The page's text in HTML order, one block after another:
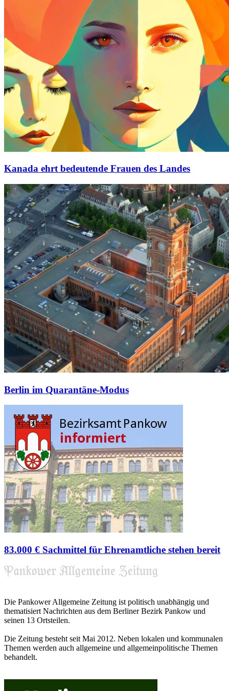
Kanada ehrt bedeutende Frauen des Landes
Berlin im Quarantäne-Modus
83.000 € Sachmittel für Ehrenamtliche stehen bereit
Die Pankower Allgemeine Zeitung ist politisch unabhängig und
thematisiert Nachrichten aus dem Berliner Bezirk Pankow und
seinen 13 Ortsteilen.
Die Zeitung besteht seit Mai 2012. Neben lokalen und kommunalen
Themen werden auch allgemeine und allgemeinpolitische Themen
behandelt.